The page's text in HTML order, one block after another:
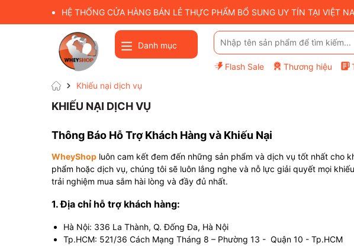
HỆ THỐNG CỬA HÀNG BÁN LẺ THỰC PHẨM BỔ SUNG UY TÍN TẠI VIỆT
Danh mục
Flash Sale Thương hiệu
Khiếu nại dịch vụ
KHIẾU NẠI DỊCH VỤ
Thông Báo Hỗ Trợ Khách Hàng và Khiếu Nại
WheyShop luôn cam kết đem đến những sản phẩm và dịch vụ tốt nhất cho
phẩm hoặc dịch vụ, chúng tôi sẽ luôn lắng nghe và nỗ lực giải quyết mọi
trải nghiệm mua sắm hài lòng và đầy đủ nhất.
1. Địa chỉ hỗ trợ khách hàng:
Hà Nội: 336 La Thành, Q. Đống Đa, Hà Nội
Tp.HCM: 521/36 Cách Mạng Tháng 8 – Phường 13 - Quận 10 - Tp.HCM